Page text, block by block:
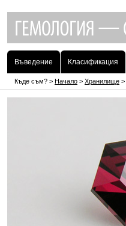
Въведение Класификация
Къде съм? > Начало > Хранилище >